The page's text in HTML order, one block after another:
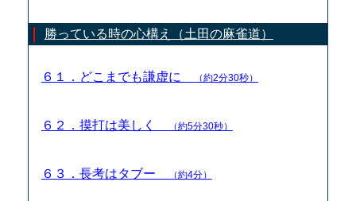
勝っている時の心構え（土田の麻雀道）
６１．どこまでも謙虚に （約2分30秒）
６２．摸打は美しく （約5分30秒）
６３．長考はタブー （約4分）